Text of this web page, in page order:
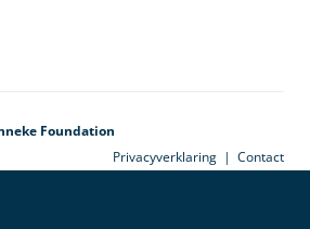
Foundation
Privacyverklaring | Contact